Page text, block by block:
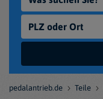
pedalantrieb.de Teile